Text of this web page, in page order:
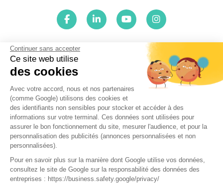
Continuer sans accepter
Ce site web utilise
des cookies
Avec votre accord, nous et nos partenaires
(comme Google) utilisons des cookies et
des identifiants non sensibles pour stocker et accéder à des
informations sur votre terminal. Ces données sont utilisées pour
assurer le bon fonctionnement du site, mesurer l'audience, et pour la
personnalisation des publicités (annonces personnalisées et non
personnalisées).
Pour en savoir plus sur la manière dont Google utilise vos données,
consultez le site de Google sur la responsabilité des données des
entreprises : https://business.safety.google/privacy/
Le centre ENTENDRE Saint Germain en Laye (78100) est
78112 Fourqueux, 78240 Chambourcy, 78750 Mareil-Marly,
78230 Le Pecq, 78160 Marly-le-Roi, 78300 Poissy, 78300 La
Maladrerie, 78240 Aigremont, 78560 Le Port-Marly, 78620
L'Étang-la-Ville, 78600 Carrieres-sous-Bois, 78160 Montval,
78110 Le Vésinet, 78600 Le Mesnil-le-Roi, 78360 Montesson,
78430 Louveciennes, 78955 Carrières-sous-Poissy, 78860
Saint-Nom-la-Bretèche, 78290 Croissy-sur-Seine, 78860 La
Breteche, 78400 Chatou, 78260 Achères, 78590 Noisy-le-Roi,
78380 Bougival, 78100 Saint-Germain-en-Laye, 78670
Villennes-sur-Seine, 78570 Denouval, 78630 Orgeval, 78600
Maisons-Laffitte, 78420 Carrières-sur-Seine